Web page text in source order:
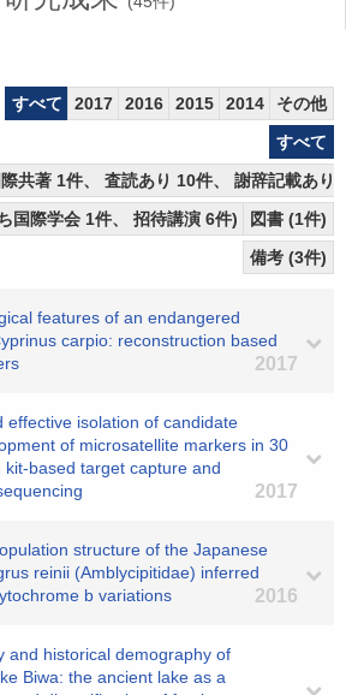
すべて 2017 2016 2015 2014
その他
すべて
共著 1件、 査読あり 10件、 謝辞記載あり
国際学会 1件、 招待講演 6件)
図書 (1件)
備考 (3件)
features of an endangered
carpio: reconstruction based
2017
effective isolation of candidate
of microsatellite markers in 30
based target capture and
2017
structure of the Japanese
reinii (Amblycipitidae) inferred
b variations
2016
and historical demography of
Biwa: the ancient lake as a